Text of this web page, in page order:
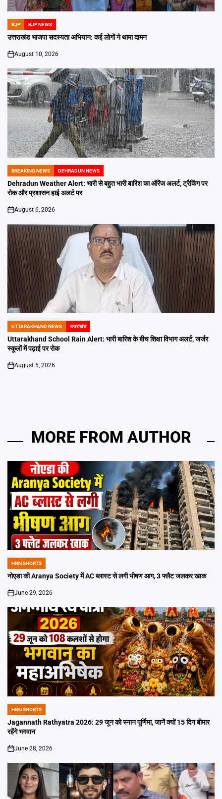
POSTED
IN
BJP BJP NEWS
उत्तराखंड भाजपा सदस्यता अभियान: कई लोगों ने थामा दामन
on
August 10, 2026
POSTED
IN
BREAKING NEWS DEHRADUN NEWS
Dehradun Weather Alert: भारी से बहुत भारी बारिश का ऑरेंज अलर्ट, ट्रैकिंग पर
रोक और प्रशासन हाई अलर्ट पर
on
August 6, 2026
POSTED
IN
UTTARAKHAND NEWS उत्तराखंड
Uttarakhand School Rain Alert: भारी बारिश के बीच शिक्षा विभाग अलर्ट, जर्जर
स्कूलों में पढ़ाई पर रोक
on
August 5, 2026
MORE FROM AUTHOR
POSTED
IN
HNN SHORTS
नोएडा की Aranya Society में AC ब्लास्ट से लगी भीषण आग, 3 फ्लैट जलकर खाक
on
June 29, 2026
POSTED
IN
HNN SHORTS
Jagannath Rathyatra 2026: 29 जून को स्नान पूर्णिमा, जानें क्यों 15 दिन बीमार
रहेंगे भगवान
on
June 28, 2026